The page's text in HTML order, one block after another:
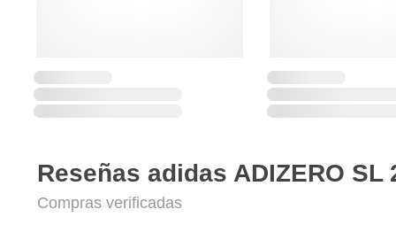
Reseñas adidas ADIZERO SL
Compras verificadas